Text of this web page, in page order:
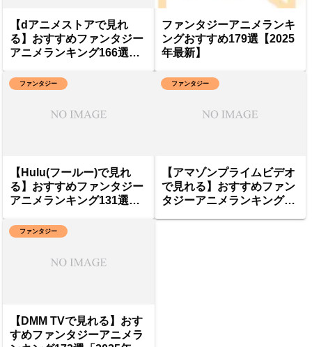
【dアニメストアで見れ
る】おすすめファンタジー
アニメランキング166選
ファンタジーアニメランキ
ングおすすめ179選【2025
年最新】
ファンタジー
【Hulu(フールー)で見れ
る】おすすめファンタジー
アニメランキング131選
ファンタジー
【アマゾンプライムビデオ
で見れる】おすすめファン
タジーアニメランキング60
ファンタジー
【DMM TVで見れる】おす
すめファンタジーアニメラ